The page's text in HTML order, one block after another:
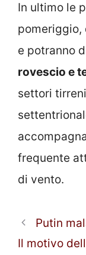
In ultimo le
pomeriggio,
e potranno
rovescio e
settori
frequente
di vento.
Putin
Il motivo